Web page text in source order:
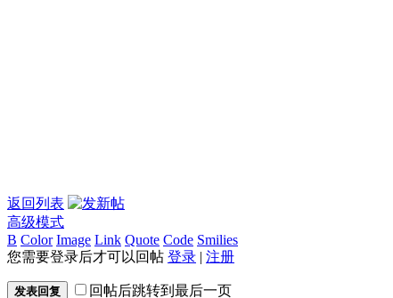
返回列表
高级模式
B Color Image Link Quote Code Smilies
您需要登录后才可以回帖 登录 | 注册
发表回复 回帖后跳转到最后一页